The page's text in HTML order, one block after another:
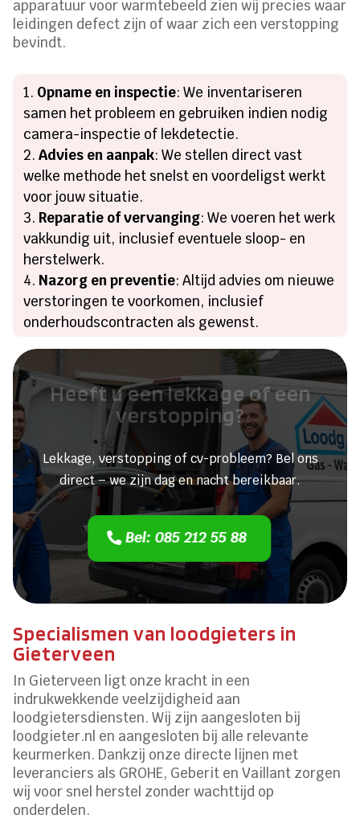
apparatuur voor warmtebeeld zien wij precies waar
leidingen defect zijn of waar zich een verstopping
bevindt.
Opname en inspectie: We inventariseren
samen het probleem en gebruiken indien nodig
camera-inspectie of lekdetectie.
Advies en aanpak: We stellen direct vast
welke methode het snelst en voordeligst werkt
voor jouw situatie.
Reparatie of vervanging: We voeren het werk
vakkundig uit, inclusief eventuele sloop- en
herstelwerk.
Nazorg en preventie: Altijd advies om nieuwe
verstoringen te voorkomen, inclusief
onderhoudscontracten als gewenst.
Heeft u een lekkage of een
verstopping?
Lekkage, verstopping of cv-probleem? Bel ons
direct – we zijn dag en nacht bereikbaar.
Bel: 085 212 55 88
Specialismen van loodgieters in
Gieterveen
In Gieterveen ligt onze kracht in een
indrukwekkende veelzijdigheid aan
loodgietersdiensten. Wij zijn aangesloten bij
loodgieter.nl en aangesloten bij alle relevante
keurmerken. Dankzij onze directe lijnen met
leveranciers als GROHE, Geberit en Vaillant zorgen
wij voor snel herstel zonder wachttijd op
onderdelen.